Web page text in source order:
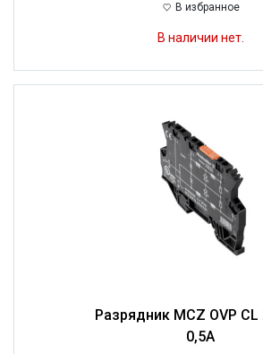
В избранное
В наличии нет.
Разрядник MCZ OVP CL
0,5A